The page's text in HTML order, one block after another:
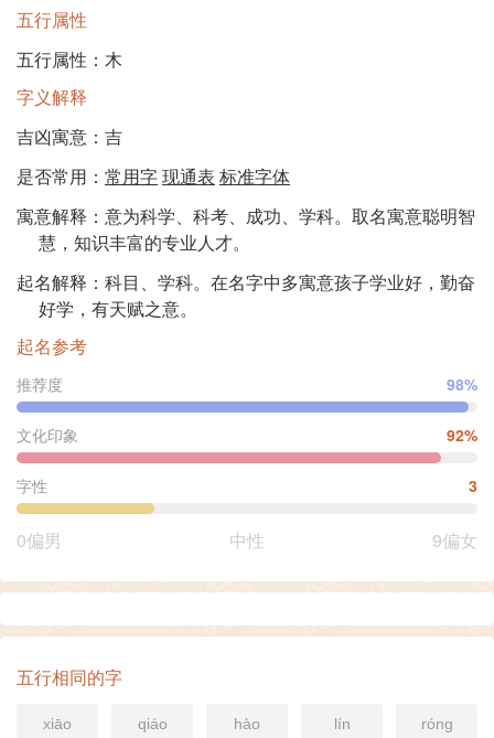
五行属性
五行属性：木
字义解释
吉凶寓意：吉
是否常用： 常用字现通表 标准字体
寓意解释：意为科学、科考、成功、学科。取名寓意聪明智
慧，知识丰富的专业人才。
起名解释：科目、学科。在名字中多寓意孩子学业好，勤奋
好学，有天赋之意。
起名参考
推荐度 98%
文化印象 92%
字性 3
0偏男 中性 9偏女
五行相同的字
xiāo qiáo hào lín róng